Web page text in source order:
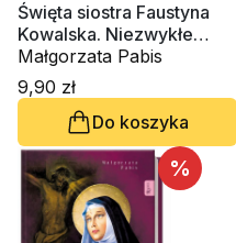
Święta siostra Faustyna
Kowalska. Niezwykłe
spotkania z Panem
Jezusem
Małgorzata Pabis
9,90 zł
Do koszyka
%